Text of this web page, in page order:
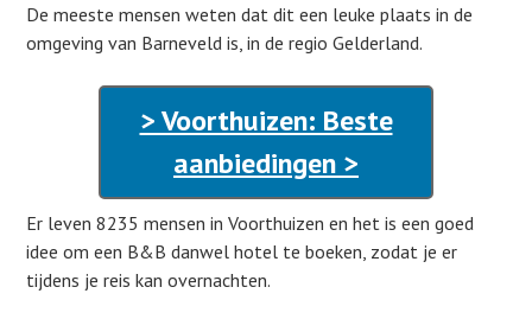
De meeste mensen weten dat dit een leuke plaats in de
omgeving van Barneveld is, in de regio Gelderland.
> Voorthuizen: Beste
aanbiedingen >
Er leven 8235 mensen in Voorthuizen en het is een goed
idee om een B&B danwel hotel te boeken, zodat je er
tijdens je reis kan overnachten.